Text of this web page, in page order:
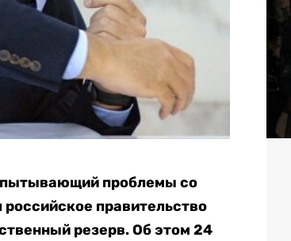
проблемы со
правительство
резерв. Об этом 24